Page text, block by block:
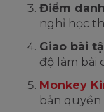
Điểm
nghỉ học
Giao bài
độ làm bài
Monkey
bản quyền